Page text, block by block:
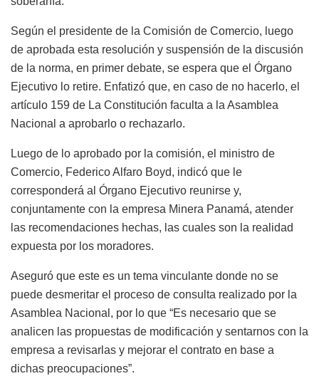
Según el presidente de la Comisión de Comercio, luego
de aprobada esta resolución y suspensión de la discusión
de la norma, en primer debate, se espera que el Órgano
Ejecutivo lo retire. Enfatizó que, en caso de no hacerlo, el
artículo 159 de La Constitución faculta a la Asamblea
Nacional a aprobarlo o rechazarlo.
Luego de lo aprobado por la comisión, el ministro de
Comercio, Federico Alfaro Boyd, indicó que le
corresponderá al Órgano Ejecutivo reunirse y,
conjuntamente con la empresa Minera Panamá, atender
las recomendaciones hechas, las cuales son la realidad
expuesta por los moradores.
Aseguró que este es un tema vinculante donde no se
puede desmeritar el proceso de consulta realizado por la
Asamblea Nacional, por lo que “Es necesario que se
analicen las propuestas de modificación y sentarnos con la
empresa a revisarlas y mejorar el contrato en base a
dichas preocupaciones”.